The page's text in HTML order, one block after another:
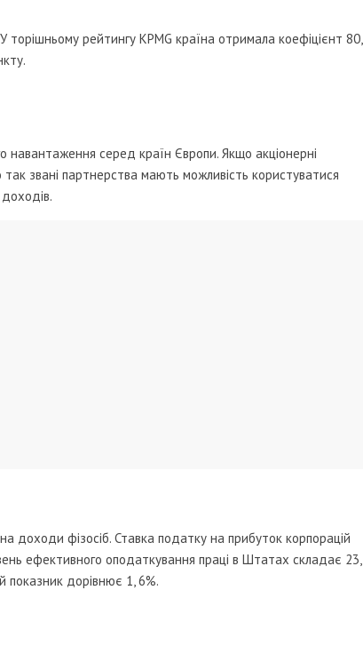
торішньому рейтингу KPMG країна отримала коефіцієнт 80,
навантаження серед країн Європи. Якщо акціонерні
звані партнерства мають можливість користуватися
доходи фізосіб. Ставка податку на прибуток корпорацій
ефективного оподаткування праці в Штатах складає 23,
показник дорівнює 1, 6%.